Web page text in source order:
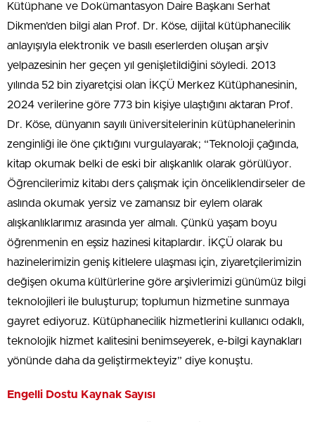
Kütüphane ve Dokümantasyon Daire Başkanı Serhat
Dikmen’den bilgi alan Prof. Dr. Köse, dijital kütüphanecilik
anlayışıyla elektronik ve basılı eserlerden oluşan arşiv
yelpazesinin her geçen yıl genişletildiğini söyledi. 2013
yılında 52 bin ziyaretçisi olan İKÇÜ Merkez Kütüphanesinin,
2024 verilerine göre 773 bin kişiye ulaştığını aktaran Prof.
Dr. Köse, dünyanın sayılı üniversitelerinin kütüphanelerinin
zenginliği ile öne çıktığını vurgulayarak; “Teknoloji çağında,
kitap okumak belki de eski bir alışkanlık olarak görülüyor.
Öğrencilerimiz kitabı ders çalışmak için önceliklendirseler de
aslında okumak yersiz ve zamansız bir eylem olarak
alışkanlıklarımız arasında yer almalı. Çünkü yaşam boyu
öğrenmenin en eşsiz hazinesi kitaplardır. İKÇÜ olarak bu
hazinelerimizin geniş kitlelere ulaşması için, ziyaretçilerimizin
değişen okuma kültürlerine göre arşivlerimizi günümüz bilgi
teknolojileri ile buluşturup; toplumun hizmetine sunmaya
gayret ediyoruz. Kütüphanecilik hizmetlerini kullanıcı odaklı,
teknolojik hizmet kalitesini benimseyerek, e-bilgi kaynakları
yönünde daha da geliştirmekteyiz” diye konuştu.
Engelli Dostu Kaynak Sayısı